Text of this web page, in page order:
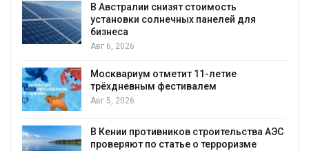
В Австралии снизят стоимость
установки солнечных панелей для
бизнеса
Авг 6, 2026
Москвариум отметит 11-летие
трёхдневным фестивалем
Авг 5, 2026
В Кении противников строительства АЭС
проверяют по статье о терроризме